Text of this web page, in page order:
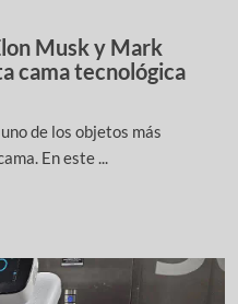
Musk y Mark
cama tecnológica
de los objetos más
En este ...